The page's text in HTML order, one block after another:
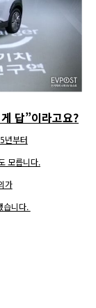
답”이라고요?
년부터
모릅니다.
가
습니다.